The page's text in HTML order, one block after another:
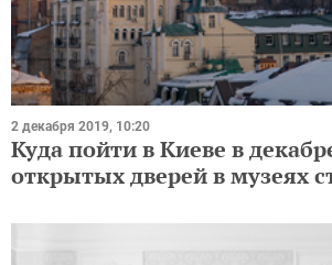
2 декабря 2019, 10:20
Куда пойти в Киеве в
открытых дверей в музеях